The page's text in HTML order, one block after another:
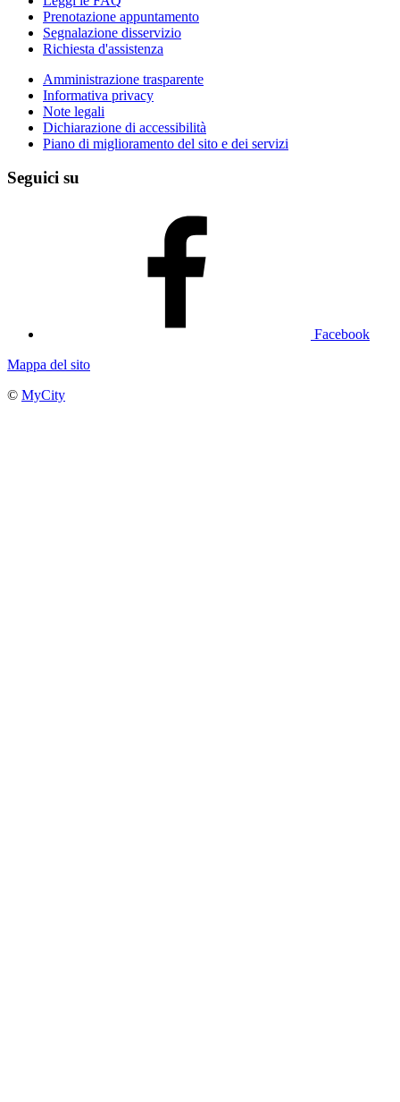
Prenotazione appuntamento
Segnalazione disservizio
Richiesta d'assistenza
Amministrazione trasparente
Informativa privacy
Note legali
Dichiarazione di accessibilità
Piano di miglioramento del sito e dei servizi
Seguici su
Facebook
Mappa del sito
© MyCity